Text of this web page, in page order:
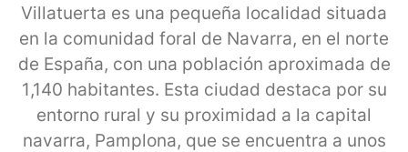
Villatuerta es una pequeña localidad situada
en la comunidad foral de Navarra, en el norte
de España, con una población aproximada de
1,140 habitantes. Esta ciudad destaca por su
entorno rural y su proximidad a la capital
navarra, Pamplona, que se encuentra a unos